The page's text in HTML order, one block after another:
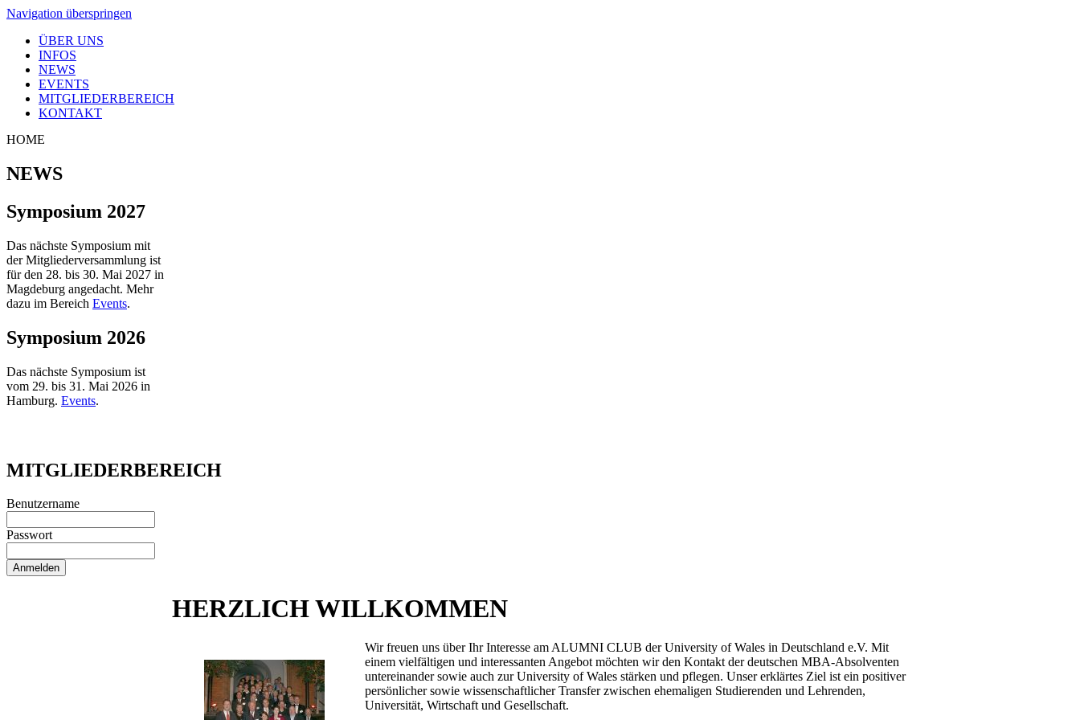
Navigation überspringen
ÜBER UNS
INFOS
NEWS
EVENTS
MITGLIEDERBEREICH
KONTAKT
HOME
NEWS
Symposium 2027
Das nächste Symposium mit
der Mitgliederversammlung ist
für den 28. bis 30. Mai 2027 in
Magdeburg angedacht. Mehr
dazu im Bereich Events.
Symposium 2026
Das nächste Symposium ist
vom 29. bis 31. Mai 2026 in
Hamburg. Events.
MITGLIEDERBEREICH
Benutzername
Passwort
HERZLICH WILLKOMMEN
Wir freuen uns über Ihr Interesse am ALUMNI CLUB der University of Wales in Deutschland e.V. Mit
einem vielfältigen und interessanten Angebot möchten wir den Kontakt der deutschen MBA-Absolventen
untereinander sowie auch zur University of Wales stärken und pflegen. Unser erklärtes Ziel ist ein positiver
persönlicher sowie wissenschaftlicher Transfer zwischen ehemaligen Studierenden und Lehrenden,
Universität, Wirtschaft und Gesellschaft.